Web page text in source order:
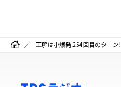
正解は小爆発 254回目のターン！